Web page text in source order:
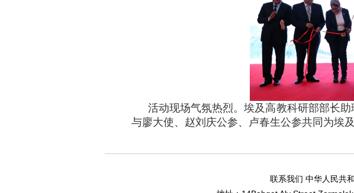
活动现场气氛热烈。埃及高教科研部部长
与廖大使、赵刘庆公参、卢春生公参共同为埃
联系我们 中华人民共